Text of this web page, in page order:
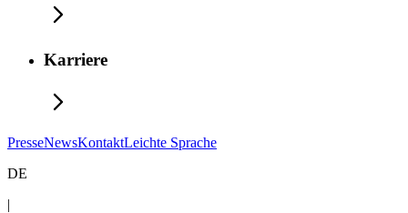
Karriere
PresseNewsKontaktLeichte Sprache
DE
|